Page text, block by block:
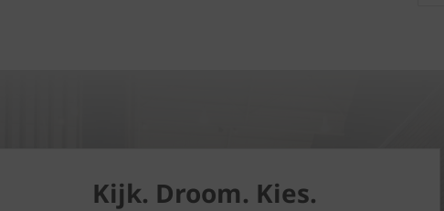
Kijk. Droom. Kies.